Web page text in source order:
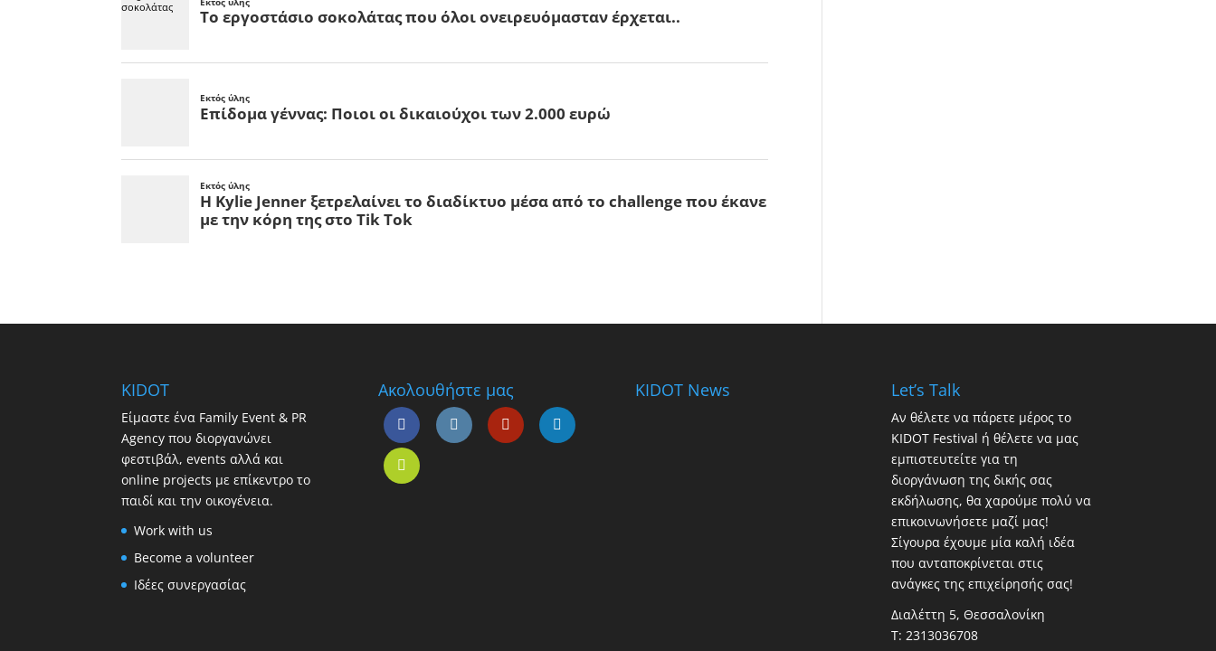
KIDOT
Είμαστε ένα Family Event & PR
Agency που διοργανώνει
φεστιβάλ, events αλλά και
online projects με επίκεντρο το
παιδί και την οικογένεια.
Work with us
Become a volunteer
Ιδέες συνεργασίας
Ακολουθήστε μας KIDOT News Let’s Talk
Αν θέλετε να πάρετε μέρος το
KIDOT Festival ή θέλετε να μας
εμπιστευτείτε για τη
διοργάνωση της δικής σας
εκδήλωσης, θα χαρούμε πολύ να
επικοινωνήσετε μαζί μας!
Σίγουρα έχουμε μία καλή ιδέα
που ανταποκρίνεται στις
ανάγκες της επιχείρησής σας!
Διαλέττη 5, Θεσσαλονίκη
Τ:2313036708